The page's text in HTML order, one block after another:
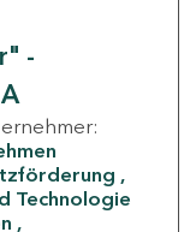
-
Technologie